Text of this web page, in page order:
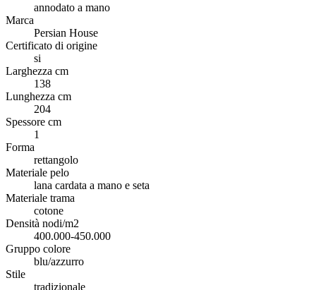
annodato a mano
Marca
Persian House
Certificato di origine
si
Larghezza cm
138
Lunghezza cm
204
Spessore cm
1
Forma
rettangolo
Materiale pelo
lana cardata a mano e seta
Materiale trama
cotone
Densità nodi/m2
400.000-450.000
Gruppo colore
blu/azzurro
Stile
tradizionale